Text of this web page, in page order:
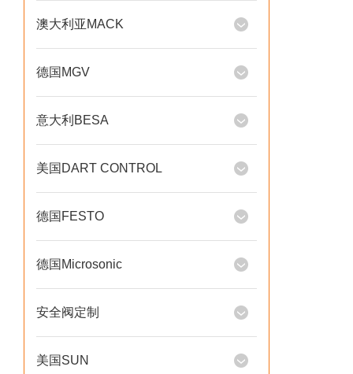
澳大利亚MACK
德国MGV
意大利BESA
美国DART CONTROL
德国FESTO
德国Microsonic
安全阀定制
美国SUN